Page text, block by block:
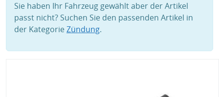
Sie haben Ihr Fahrzeug gewählt aber der Artikel
passt nicht? Suchen Sie den passenden Artikel in
der KategorieZündung.